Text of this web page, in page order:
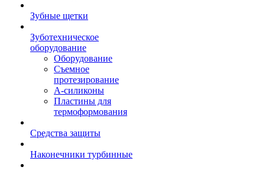
Зубные щетки
Зуботехническое
оборудование
Оборудование
Съемное
протезирование
А-силиконы
Пластины для
термоформования
Средства защиты
Наконечники турбинные